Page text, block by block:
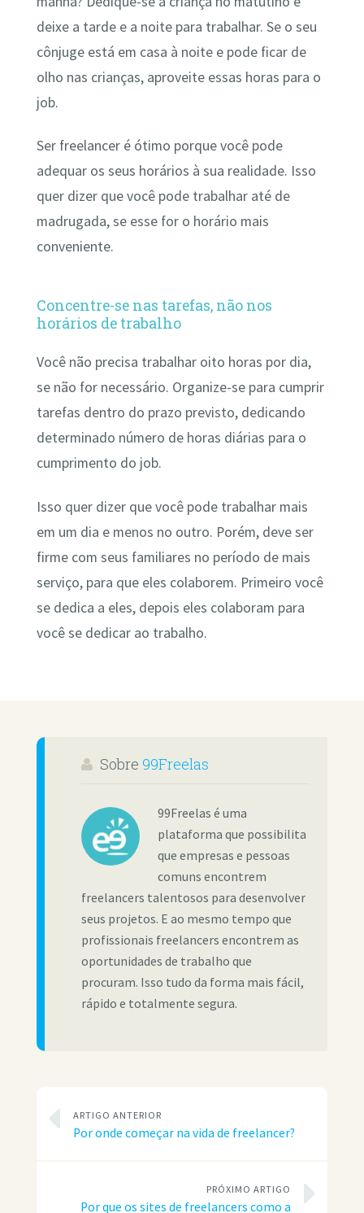
deixe a tarde e a noite para trabalhar. Se o seu
cônjuge está em casa à noite e pode ficar de
olho nas crianças, aproveite essas horas para o
job.
Ser freelancer é ótimo porque você pode
adequar os seus horários à sua realidade. Isso
quer dizer que você pode trabalhar até de
madrugada, se esse for o horário mais
conveniente.
Concentre-se nas tarefas, não nos
horários de trabalho
Você não precisa trabalhar oito horas por dia,
se não for necessário. Organize-se para cumprir
tarefas dentro do prazo previsto, dedicando
determinado número de horas diárias para o
cumprimento do job.
Isso quer dizer que você pode trabalhar mais
em um dia e menos no outro. Porém, deve ser
firme com seus familiares no período de mais
serviço, para que eles colaborem. Primeiro você
se dedica a eles, depois eles colaboram para
você se dedicar ao trabalho.
Sobre 99Freelas
99Freelas é uma
plataforma que possibilita
que empresas e pessoas
comuns encontrem
freelancers talentosos para desenvolver
seus projetos. E ao mesmo tempo que
profissionais freelancers encontrem as
oportunidades de trabalho que
procuram. Isso tudo da forma mais fácil,
rápido e totalmente segura.
ARTIGO ANTERIOR
Por onde começar na vida de freelancer?
PRÓXIMO ARTIGO
Por que os sites de freelancers como a